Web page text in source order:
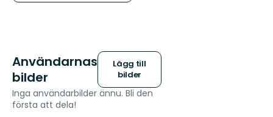
Användarnas
bilder
Lägg till
bilder
Inga användarbilder ännu. Bli den
första att dela!